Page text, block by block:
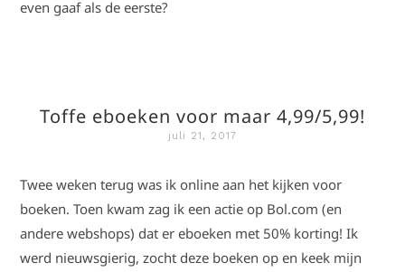
even gaaf als de eerste?
Toffe eboeken voor maar 4,99/5,99!
juli 21, 2017
Twee weken terug was ik online aan het kijken voor
boeken. Toen kwam zag ik een actie op Bol.com (en
andere webshops) dat er eboeken met 50% korting! Ik
werd nieuwsgierig, zocht deze boeken op en keek mijn